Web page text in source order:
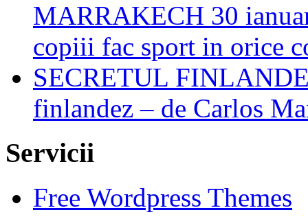
MARRAKECH 30
copiii fac sport in orice
SECRETUL
finlandez – de Carlos
Servicii
Free Wordpress Themes